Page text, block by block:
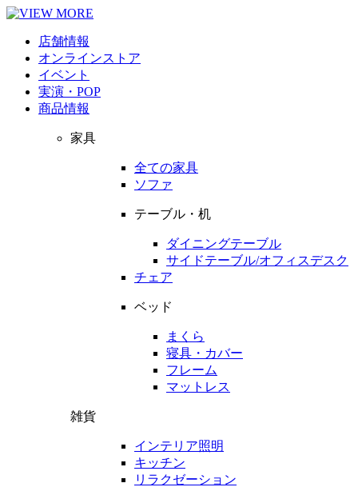
店舗情報
オンラインストア
イベント
実演・POP
商品情報
家具
全ての家具
ソファ
テーブル・机
ダイニングテーブル
サイドテーブル/オフィスデスク
チェア
ベッド
まくら
寝具・カバー
フレーム
マットレス
雑貨
インテリア照明
キッチン
リラクゼーション